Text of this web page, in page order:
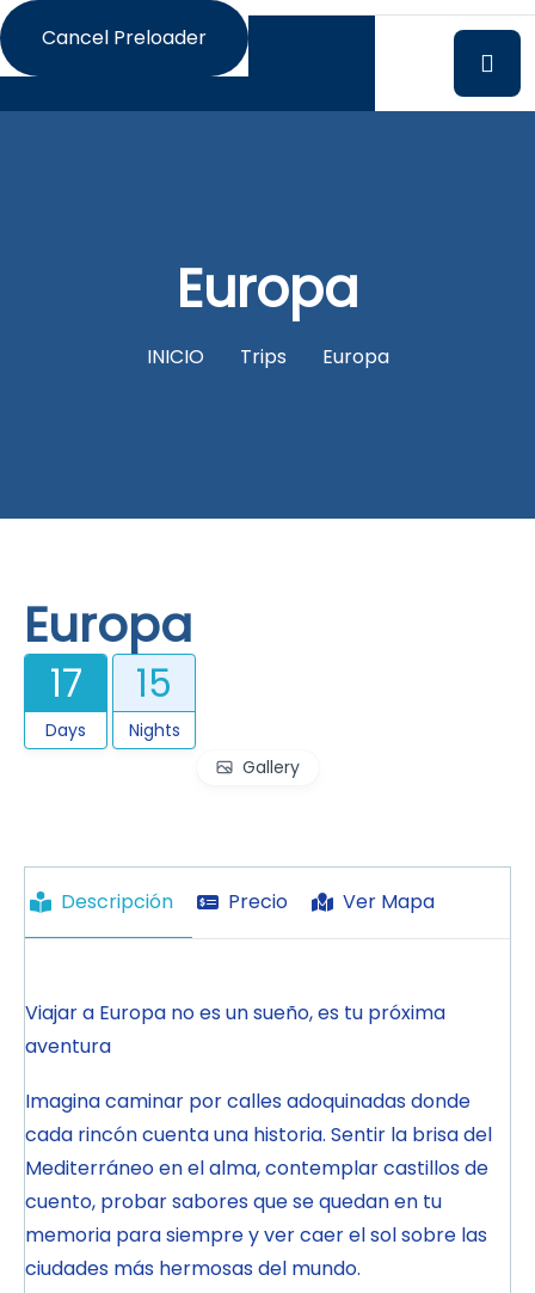
Cancel Preloader
Europa
INICIO Trips Europa
Europa
17
Days
15
Nights
Gallery
Descripción Precio Ver Mapa
Viajar a Europa no es un sueño, es tu próxima
aventura
Imagina caminar por calles adoquinadas donde
cada rincón cuenta una historia. Sentir la brisa del
Mediterráneo en el alma, contemplar castillos de
cuento, probar sabores que se quedan en tu
memoria para siempre y ver caer el sol sobre las
ciudades más hermosas del mundo.